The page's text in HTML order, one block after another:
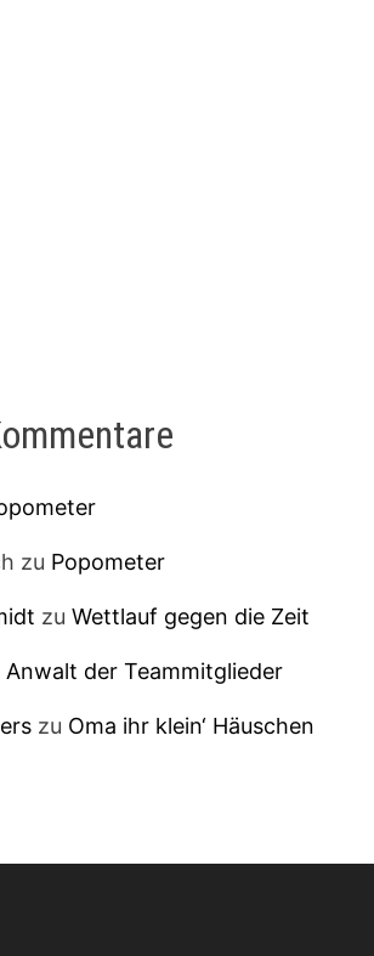
zu Popometer
zuWettlauf gegen die Zeit
Anwalt der Teammitglieder
zu Oma ihr klein‘ Häuschen